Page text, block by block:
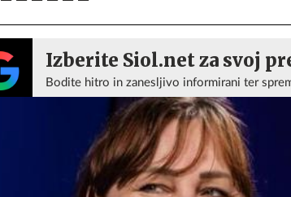
Izberite Siol.net za svoj
Bodite hitro in zanesljivo informirani ter